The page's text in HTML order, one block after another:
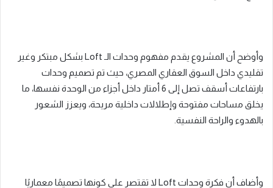
وأوضح أن المشروع يقدم مفهوم وحدات الـ Loft بشكل مبتكر وغير
تقليدي داخل السوق العقاري المصري، حيث تم تصميم وحدات
بارتفاعات أسقف تصل إلى 6 أمتار داخل أجزاء من الوحدة نفسها، ما
يخلق مساحات مفتوحة وإطلالات داخلية مريحة، ويعزز الشعور
بالهدوء والراحة النفسية.
وأضاف أن فكرة وحدات Loft لا تقتصر على كونها تصميمًا معماريًا